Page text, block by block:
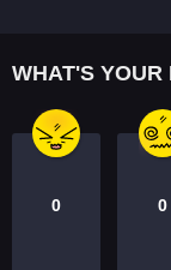
n
WHAT'S YOUR
0 0